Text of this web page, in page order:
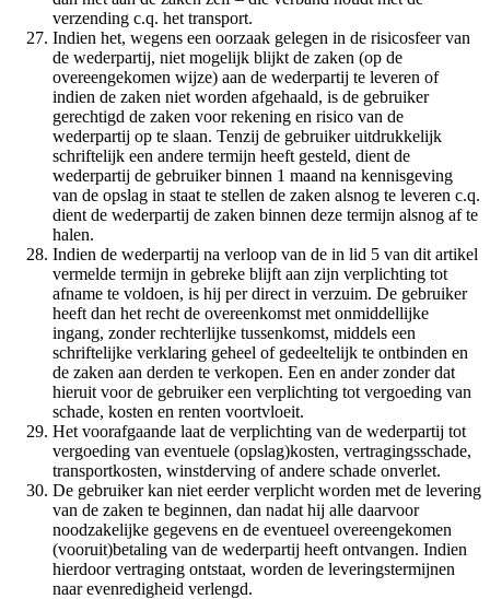
verzending c.q. het transport.
Indien het, wegens een oorzaak gelegen in de risicosfeer van
de wederpartij, niet mogelijk blijkt de zaken (op de
overeengekomen wijze) aan de wederpartij te leveren of
indien de zaken niet worden afgehaald, is de gebruiker
gerechtigd de zaken voor rekening en risico van de
wederpartij op te slaan. Tenzij de gebruiker uitdrukkelijk
schriftelijk een andere termijn heeft gesteld, dient de
wederpartij de gebruiker binnen 1 maand na kennisgeving
van de opslag in staat te stellen de zaken alsnog te leveren c.q.
dient de wederpartij de zaken binnen deze termijn alsnog af te
halen.
Indien de wederpartij na verloop van de in lid 5 van dit artikel
vermelde termijn in gebreke blijft aan zijn verplichting tot
afname te voldoen, is hij per direct in verzuim. De gebruiker
heeft dan het recht de overeenkomst met onmiddellijke
ingang, zonder rechterlijke tussenkomst, middels een
schriftelijke verklaring geheel of gedeeltelijk te ontbinden en
de zaken aan derden te verkopen. Een en ander zonder dat
hieruit voor de gebruiker een verplichting tot vergoeding van
schade, kosten en renten voortvloeit.
Het voorafgaande laat de verplichting van de wederpartij tot
vergoeding van eventuele (opslag)kosten, vertragingsschade,
transportkosten, winstderving of andere schade onverlet.
De gebruiker kan niet eerder verplicht worden met de levering
van de zaken te beginnen, dan nadat hij alle daarvoor
noodzakelijke gegevens en de eventueel overeengekomen
(vooruit)betaling van de wederpartij heeft ontvangen. Indien
hierdoor vertraging ontstaat, worden de leveringstermijnen
naar evenredigheid verlengd.